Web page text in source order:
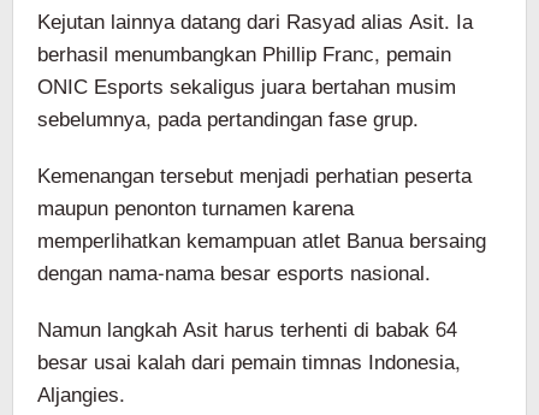
Kejutan lainnya datang dari Rasyad alias Asit. Ia
berhasil menumbangkan Phillip Franc, pemain
ONIC Esports sekaligus juara bertahan musim
sebelumnya, pada pertandingan fase grup.
Kemenangan tersebut menjadi perhatian peserta
maupun penonton turnamen karena
memperlihatkan kemampuan atlet Banua bersaing
dengan nama-nama besar esports nasional.
Namun langkah Asit harus terhenti di babak 64
besar usai kalah dari pemain timnas Indonesia,
Aljangies.